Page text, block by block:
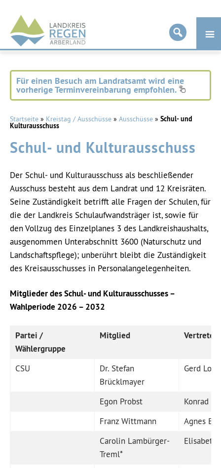
Landkreis
Regen
Für einen Besuch am Landratsamt wird eine
vorherige Terminvereinbarung empfohlen.
Startseite » Kreistag / Ausschüsse » Ausschüsse » Schul- und
Kulturausschuss
Schul- und Kulturausschuss
Der Schul- und Kulturausschuss als beschließender
Ausschuss besteht aus dem Landrat und 12 Kreisräten.
Seine Zuständigkeit betrifft alle Fragen der Schulen, für
die der Landkreis Schulaufwandsträger ist, sowie für
den Vollzug des Einzelplanes 3 des Landkreishaushalts,
ausgenommen Unterabschnitt 3600 (Naturschutz und
Landschaftspflege); unberührt bleibt die Zuständigkeit
des Kreisausschusses in Personalangelegenheiten.
Mitglieder des Schul- und Kulturausschusses –
Wahlperiode 2026 – 2032
Partei /
Wählergruppe
Mitglied
CSU
Dr. Stefan
Brücklmayer
Gerd
Egon Probst
Konrad
Franz Wittmann
Agnes
Carolin Lambürger-
Treml*
Elisabeth